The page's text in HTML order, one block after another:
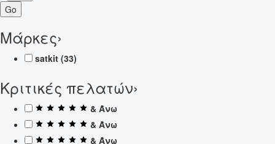
Go
Μάρκες›
satkit (33)
Κριτικές πελατών›
& Άνω
& Άνω
& Άνω